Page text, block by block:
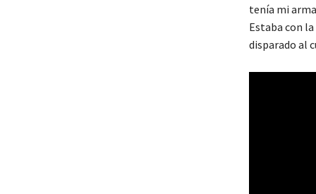
tenía mi
Estaba con
disparado al